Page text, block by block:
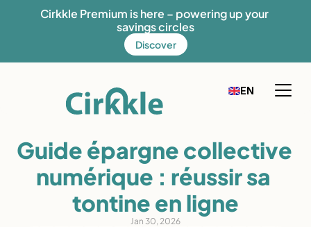
Cirkkle Premium is here – powering up your
savings circles
Discover
EN
Select Language
English
Our solution
Our mission
Guide épargne collective
numérique : réussir sa
tontine en ligne
Jan 30, 2026